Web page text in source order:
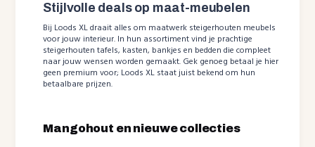
Stijlvolle deals op maat-meubelen
Bij Loods XL draait alles om maatwerk steigerhouten meubels
voor jouw interieur. In hun assortiment vind je prachtige
steigerhouten tafels, kasten, bankjes en bedden die compleet
naar jouw wensen worden gemaakt. Gek genoeg betaal je hier
geen premium voor; Loods XL staat juist bekend om hun
betaalbare prijzen.
Mangohout en nieuwe collecties